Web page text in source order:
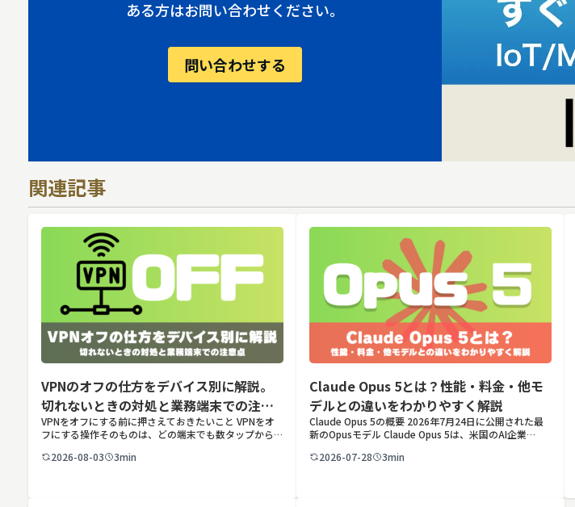
ある方はお問い合わせください。
問い合わせする
関連記事
VPNのオフの仕方をデバイス別に解説。
切れないときの対処と業務端末での注意
点
VPNをオフにする前に押さえておきたいこと VPNをオ
フにする操作そのものは、どの端末でも数タップから数
手順よりも「そもそも切ってよいのか」という判断のほ
2026-08-03 3min
Claude Opus 5とは？性能・料金・他モ
デルとの違いをわかりやすく解説
Claude Opus 5の概要 2026年7月24日に公開された最
新のOpusモデル Claude Opus 5は、米国のAI企業
した最新のOpusクラス […]
2026-07-28 3min